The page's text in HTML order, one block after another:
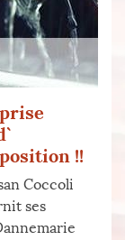
!!
Coccoli
ses